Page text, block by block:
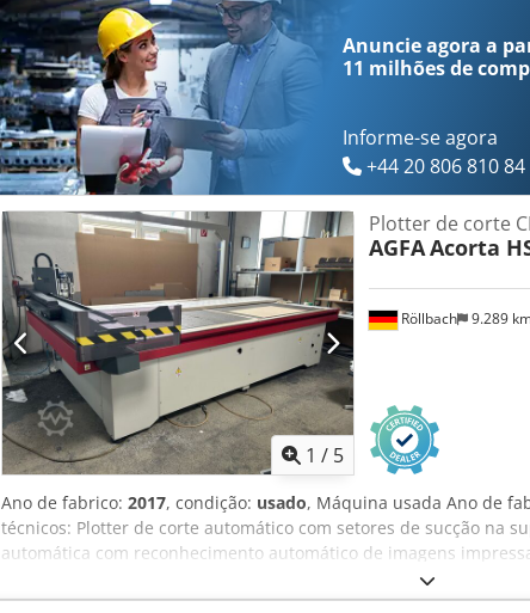
Anuncie agora a
11 milhões de
Informe-se agora
+44 20 806 810 84
1 / 5
Röllbach 9.289
Plotter de corte
AGFAAcorta
Ano de fabrico: 2017, condição: usado, Máquina usada Ano de
técnicos: Plotter de corte automático com setores de sucção na
automática com reconhecimento automático de imagens
trabalho consiste em 40 setores de vácuo individuais, ativados
Cabeça de corte multiferramentas para cortar, vincar e fresar